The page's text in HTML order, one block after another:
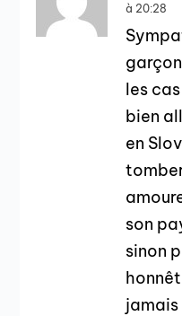
à 20:28
les
bien
en
son
sinon